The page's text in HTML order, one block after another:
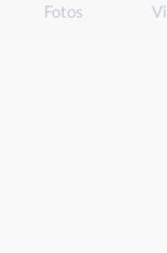
Fotos